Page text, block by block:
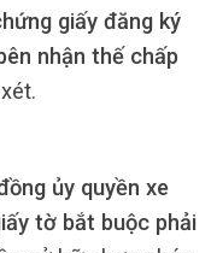
giấy đăng ký
nhận thế chấp
ủy quyền xe
tờ bắt buộc phải